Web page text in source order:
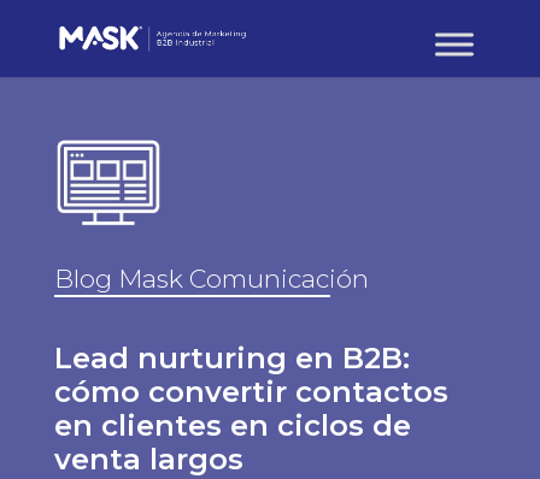
Blog Mask Comunicación
Lead nurturing en B2B:
cómo convertir contactos
en clientes en ciclos de
venta largos